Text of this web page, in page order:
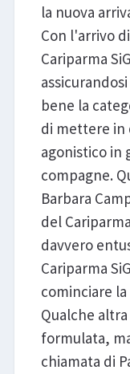
la nuova
Con l'arrivo
Cariparma
bene la
di mettere in
agonistico in
compagne.
Barbara
del
davvero
Cariparma
cominciare
Qualche
formulata,
chiamata di